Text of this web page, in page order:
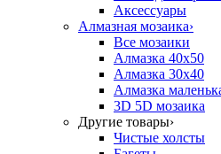
Аксессуары
Алмазная мозаика›
Все мозаики
Алмазка 40х50
Алмазка 30х40
Алмазка
3D 5D мозаика
Другие товары›
Чистые холсты